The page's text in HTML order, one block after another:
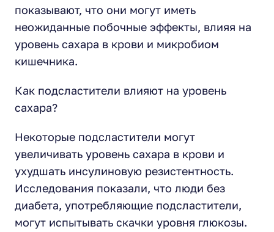
показывают, что они могут иметь
неожиданные побочные эффекты, влияя на
уровень сахара в крови и микробиом
кишечника.
Как подсластители влияют на уровень
сахара?
Некоторые подсластители могут
увеличивать уровень сахара в крови и
ухудшать инсулиновую резистентность.
Исследования показали, что люди без
диабета, употребляющие подсластители,
могут испытывать скачки уровня глюкозы.